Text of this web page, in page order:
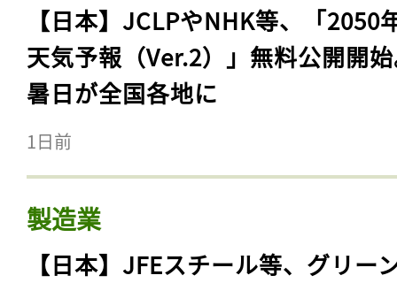
【日本】JCLPやNHK等、「2050
天気予報（Ver.2）」無料公開開
暑日が全国各地に
1日前
製造業
【日本】JFEスチール等、グリー